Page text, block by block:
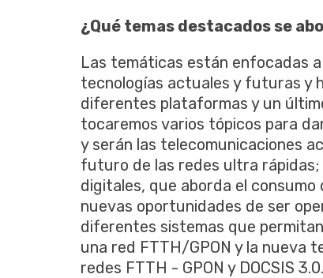
¿Qué temas destacados se
Las temáticas están enfocadas
tecnologías actuales y futuras y
diferentes plataformas y un
tocaremos varios tópicos para
y serán las telecomunicaciones
futuro de las redes ultra rápidas;
digitales, que aborda el consumo
nuevas oportunidades de ser
diferentes sistemas que
una red FTTH/GPON y la nueva
redes FTTH - GPON y DOCSIS 3.0.